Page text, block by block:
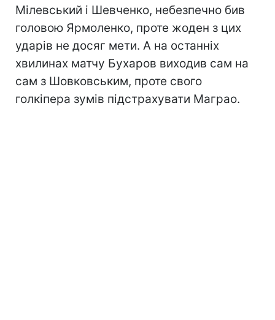
Мілевський і Шевченко, небезпечно бив
головою Ярмоленко, проте жоден з цих
ударів не досяг мети. А на останніх
хвилинах матчу Бухаров виходив сам на
сам з Шовковським, проте свого
голкіпера зумів підстрахувати Маграо.